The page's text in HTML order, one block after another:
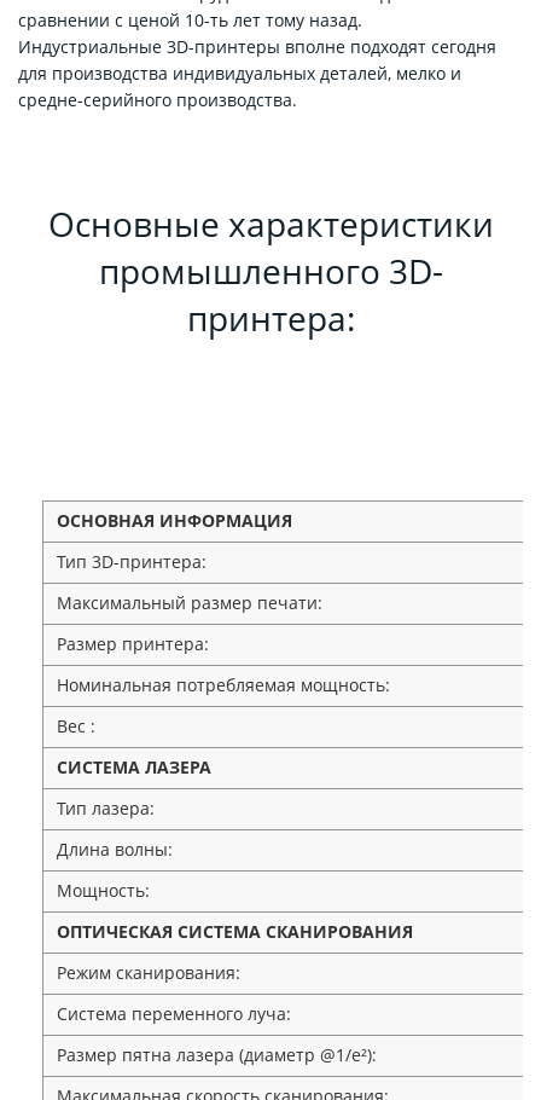
сравнении с ценой 10-ть лет тому назад.
Индустриальные 3D-принтеры вполне подходят сегодня
для производства индивидуальных деталей, мелко и
средне-серийного производства.
Основные характеристики
промышленного 3D-
принтера:
ОСНОВНАЯ ИНФОРМАЦИЯ
Тип 3D-принтера:
Максимальный размер печати:
Размер принтера:
Номинальная потребляемая мощность:
Вес :
СИСТЕМА ЛАЗЕРА
Тип лазера:
Длина волны:
Мощность:
ОПТИЧЕСКАЯ СИСТЕМА СКАНИРОВАНИЯ
Режим сканирования:
Система переменного луча:
Размер пятна лазера (диаметр @1/e²):